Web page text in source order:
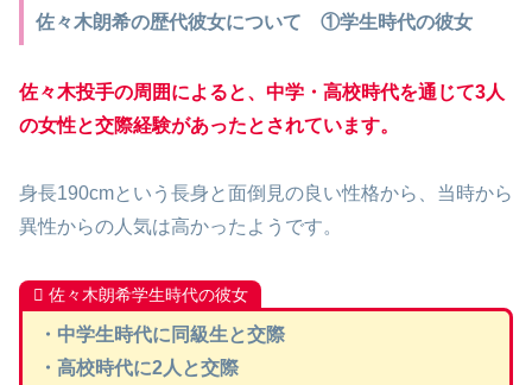
佐々木朗希の歴代彼女について ①学生時代の彼女
佐々木投手の周囲によると、中学・高校時代を通じて3人
の女性と交際経験があったとされています。
身長190cmという長身と面倒見の良い性格から、当時から
異性からの人気は高かったようです。
佐々木朗希学生時代の彼女
・中学生時代に同級生と交際
・高校時代に2人と交際